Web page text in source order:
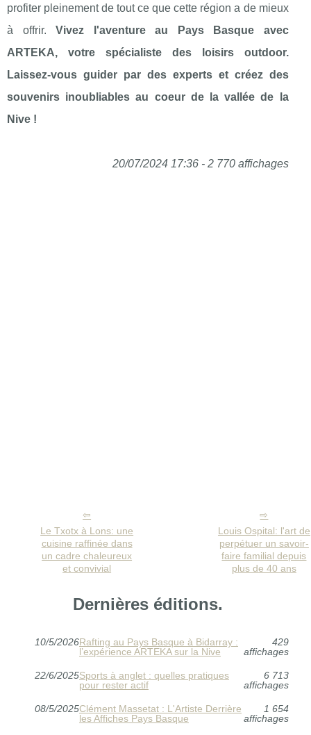
profiter pleinement de tout ce que cette région a de mieux
à offrir.Vivez l'aventure au Pays Basque avec
ARTEKA, votre spécialiste des loisirs outdoor.
Laissez-vous guider par des experts et créez des
souvenirs inoubliables au coeur de la vallée de la
Nive !
20/07/2024 17:36 - 2 770 affichages
Le Txotx à Lons: une
cuisine raffinée dans
un cadre chaleureux
et convivial
Louis Ospital: l'art de
perpétuer un savoir-
faire familial depuis
plus de 40 ans
Dernières éditions.
10/5/2026Rafting au Pays Basque à Bidarray :
l’expérience ARTEKA sur la Nive
429
affichages
22/6/2025Sports à anglet : quelles pratiques
pour rester actif
6 713
affichages
08/5/2025Clément Massetat : L'Artiste Derrière
les Affiches Pays Basque
1 654
affichages